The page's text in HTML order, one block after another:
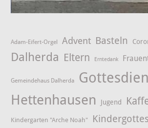
Adam-Eifert-Orgel Advent Basteln
Dalherda Eltern Erntedank
Gemeindehaus Dalherda
Hettenhausen Jugend
Kindergarten "Arche Noah"